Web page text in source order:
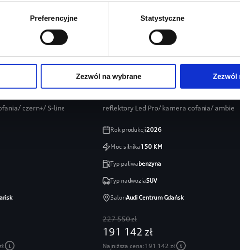
Preferencyjne Statystyczne
Zezwól na wybrane Zezwól
czern+/ S-line/ Mirkofibra
Audi Q3
reflektory Led Pro/ kamera cofania/
Rok produkcji2026
Moc silnika150KM
Typ paliwabenzyna
Typ nadwoziaSUV
SalonAudi Centrum Gdańsk
227 550 zł
191 142 zł
Najniższa cena:191 142 zł